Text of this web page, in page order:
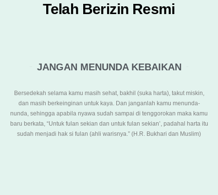
Telah Berizin Resmi
JANGAN MENUNDA KEBAIKAN
Bersedekah selama kamu masih sehat, bakhil (suka harta), takut miskin,
dan masih berkeinginan untuk kaya. Dan janganlah kamu menunda-
nunda, sehingga apabila nyawa sudah sampai di tenggorokan maka kamu
baru berkata, “Untuk fulan sekian dan untuk fulan sekian’, padahal harta itu
sudah menjadi hak si fulan (ahli warisnya.” (H.R. Bukhari dan Muslim)